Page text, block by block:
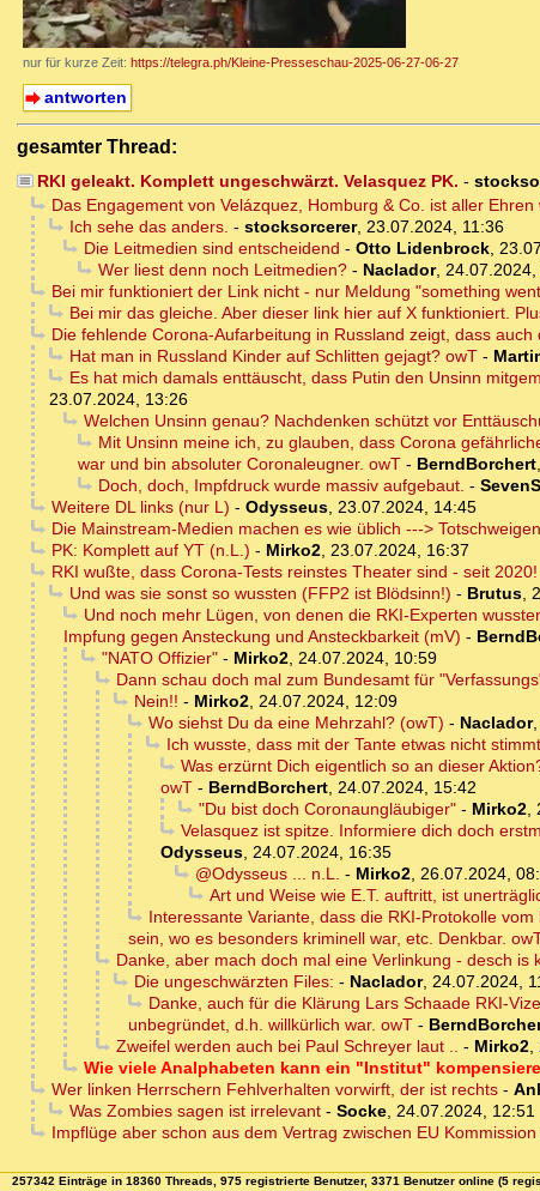
nur für kurze Zeit: https://telegra.ph/Kleine-Presseschau-2025-06-27-06-27
antworten
gesamter Thread:
RKI geleakt. Komplett ungeschwärzt. Velasquez PK. -
Das Engagement von Velázquez, Homburg & Co. ist aller Ehren
Ich sehe das anders. - stocksorcerer, 23.07.2024, 11:36
Die Leitmedien sind entscheidend - Otto Lidenbrock,
Wer liest denn noch Leitmedien?- Naclador, 24.07.2024,
Bei mir funktioniert der Link nicht - nur Meldung "something
Bei mir das gleiche. Aber dieser link hier auf X funktioniert.
Die fehlende Corona-Aufarbeitung in Russland zeigt, dass
Hat man in Russland Kinder auf Schlitten gejagt? owT-
Es hat mich damals enttäuscht, dass Putin den Unsinn
23.07.2024, 13:26
Welchen Unsinn genau? Nachdenken schützt vor
Mit Unsinn meine ich, zu glauben, dass Corona
war und bin absoluter Coronaleugner. owT - BerndBorchert,
Doch, doch, Impfdruck wurde massiv aufgebaut. -
Weitere DL links (nur L) - Odysseus, 23.07.2024, 14:45
Die Mainstream-Medien machen es wie üblich --->
PK: Komplett auf YT (n.L.) - Mirko2, 23.07.2024, 16:37
RKI wußte, dass Corona-Tests reinstes Theater sind - seit 2020!
Und was sie sonst so wussten (FFP2 ist Blödsinn!) - Brutus,
Und noch mehr Lügen, von denen die RKI-Experten
Impfung gegen Ansteckung und Ansteckbarkeit (mV) -
"NATO Offizier"- Mirko2, 24.07.2024, 10:59
Dann schau doch mal zum Bundesamt für
Nein!! - Mirko2, 24.07.2024, 12:09
Wo siehst Du da eine Mehrzahl? (owT) - Naclador,
Ich wusste, dass mit der Tante etwas nicht
Was erzürnt Dich eigentlich so an dieser
owT - BerndBorchert, 24.07.2024, 15:42
"Du bist doch Coronaungläubiger"- Mirko2,
Velasquez ist spitze. Informiere dich doch
Odysseus, 24.07.2024, 16:35
@Odysseus ... n.L. - Mirko2, 26.07.2024,
Art und Weise wie E.T. auftritt, ist
Interessante Variante, dass die RKI-Protokolle
sein, wo es besonders kriminell war, etc. Denkbar.
Danke, aber mach doch mal eine Verlinkung - desch
Die ungeschwärzten Files: - Naclador, 24.07.2024,
Danke, auch für die Klärung Lars Schaade RKI-
unbegründet, d.h. willkürlich war. owT -
Zweifel werden auch bei Paul Schreyer laut .. - Mirko2,
Wie viele Analphabeten kann ein "Institut"
Wer linken Herrschern Fehlverhalten vorwirft, der ist rechts-
Was Zombies sagen ist irrelevant- Socke, 24.07.2024, 12:51
Impflüge aber schon aus dem Vertrag zwischen EU
257342 Einträge in 18360 Threads, 975 registrierte Benutzer, 3371 Benutzer online (5